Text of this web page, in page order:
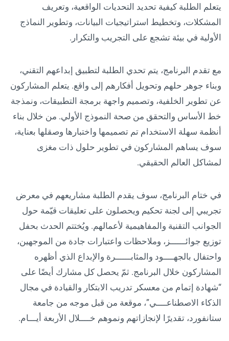
يتعلم الطلبة كيفية تحديد التحديات الواقعية، وتعريف
المشكلات، وتخطيط استراتيجيات البيانات، وتطوير النماذج
الأولية في بيئة تشجع على التجريب والتكرار.
مع تقدم البرنامج، يتم تحدي الطلبة لتطبيق إبداعهم التقني،
وبناء جوهر حلهم وتحويل أفكارهم إلى واقع. يتعلم المشاركون
عن تطوير الخلفية، وتصميم واجهة برمجة التطبيقات، ونمذجة
خط الأساس والتحقق من صحة النموذج الأولي. من خلال بناء
أنظمة سهلة الاستخدام تم تصميمها واختبارها وصقلها بعناية،
سوف يساهم المشاركون في تطوير حلول ذات مغزى
لمشاكل العالم الحقيقي.
في ختام البرنامج، سوف يقدم الطلبة مشاريعهم في معرض
تجريبي إلى لجنة تحكيم ويحصلون على تعليقات قيّمة حول
الجوانب التقنية والمفاهيمية لأعمالهم. ويُختتم الحدث بحفل
توزيع جوائــــــز، وملاحظات واعتبارات جادة من الموجهين،
واحتفال بالجهــــود والمثابــــــرة والإبداع الذي أظهره
المشاركون خلال البرنامج. ثمّ يحصل كل مشارك أيضًا على
“شهادة إتمام من معسكر تدريب الابتكار والقيادة في مجال
الذكاء الاصطناعــــي”، موقعة من قبل موجه من جامعة
ستانفورد، تقديرًا لإنجازاتهم ونموهم خــــلال الأربعة أيـــام.